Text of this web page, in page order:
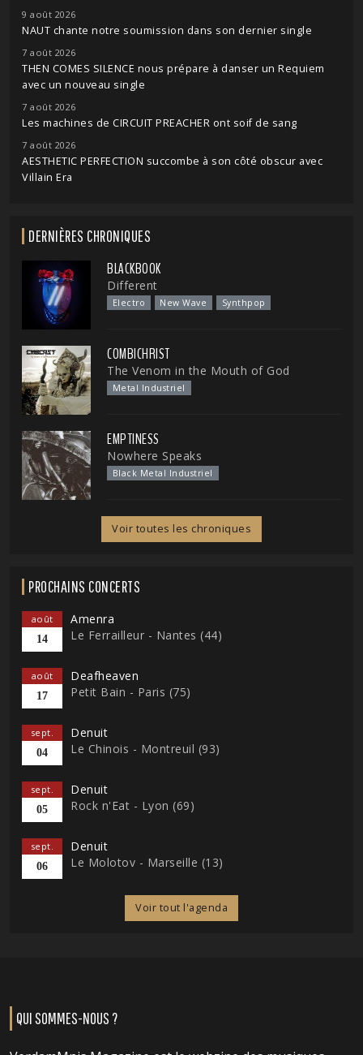
9 août 2026
NAUT chante notre soumission dans son dernier single
7 août 2026
THEN COMES SILENCE nous prépare à danser un Requiem
avec un nouveau single
7 août 2026
Les machines de CIRCUIT PREACHER ont soif de sang
7 août 2026
AESTHETIC PERFECTION succombe à son côté obscur avec
Villain Era
DERNIÈRES CHRONIQUES
BLACKBOOK
Different
Electro New Wave Synthpop
COMBICHRIST
The Venom in the Mouth of God
Metal Industriel
EMPTINESS
Nowhere Speaks
Black Metal Industriel
Voir toutes les chroniques
PROCHAINS CONCERTS
août
14
Amenra
Le Ferrailleur - Nantes (44)
août
17
Deafheaven
Petit Bain - Paris (75)
sept.
04
Denuit
Le Chinois - Montreuil (93)
sept.
05
Denuit
Rock n'Eat - Lyon (69)
sept.
06
Denuit
Le Molotov - Marseille (13)
Voir tout l'agenda
QUI SOMMES-NOUS ?